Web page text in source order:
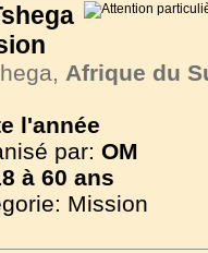
Afrique du
l'année
par: OM
à 60 ans
Mission